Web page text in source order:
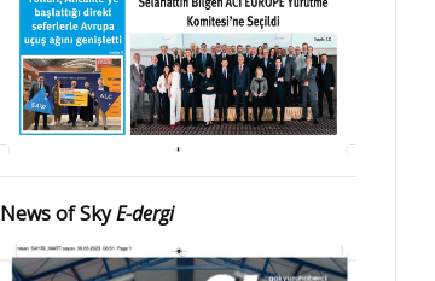
News of SkyE-dergi